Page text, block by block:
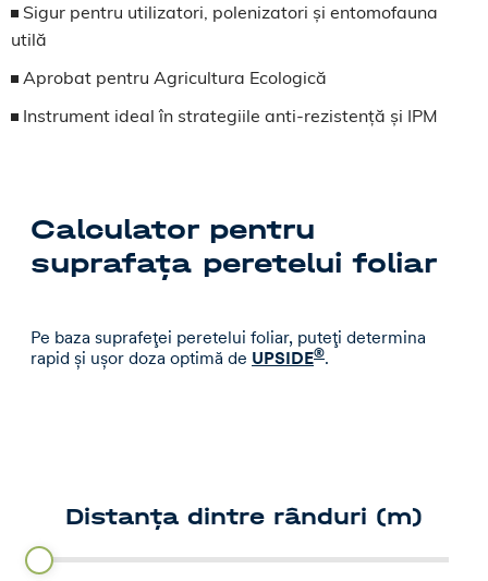
Sigur pentru utilizatori, polenizatori și entomofauna
utilă
Aprobat pentru Agricultura Ecologică
Instrument ideal în strategiile anti-rezistență și IPM